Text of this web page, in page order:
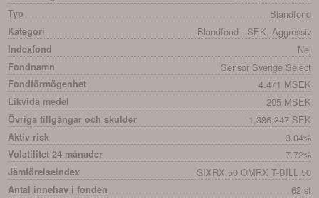
Typ Blandfond
Kategori Blandfond - SEK, Aggressiv
Indexfond Nej
Fondnamn Sensor Sverige Select
Fondförmögenhet 4,471 MSEK
Likvida medel 205 MSEK
Övriga tillgångar och skulder 1,386,347 SEK
Aktiv risk 3.04%
Volatilitet 24 månader 7.72%
Jämförelseindex SIXRX 50 OMRX T-BILL 50
Antal innehav i fonden 62 st